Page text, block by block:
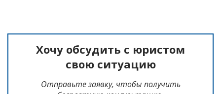
Хочу обсудить с юристом
свою ситуацию
Отправьте заявку, чтобы получить